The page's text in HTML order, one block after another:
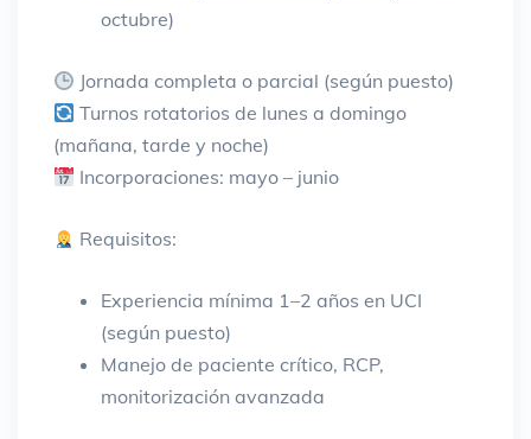
octubre)
Jornada completa o parcial (según puesto)
Turnos rotatorios de lunes a domingo
(mañana, tarde y noche)
Incorporaciones: mayo – junio
Requisitos:
Experiencia mínima 1–2 años en UCI
(según puesto)
Manejo de paciente crítico, RCP,
monitorización avanzada